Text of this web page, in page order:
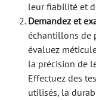
leur fiabilité et
Demandez et
échantillons de
évaluez
la précision de
Effectuez des
utilisés, la